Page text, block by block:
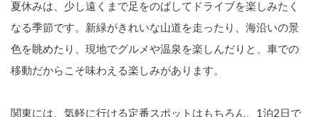
夏休みは、少し遠くまで足をのばしてドライブを楽しみたく
なる季節です。新緑がきれいな山道を走ったり、海沿いの景
色を眺めたり、現地でグルメや温泉を楽しんだりと、車での
移動だからこそ味わえる楽しみがあります。
関東には、気軽に行ける定番スポットはもちろん、1泊2日で